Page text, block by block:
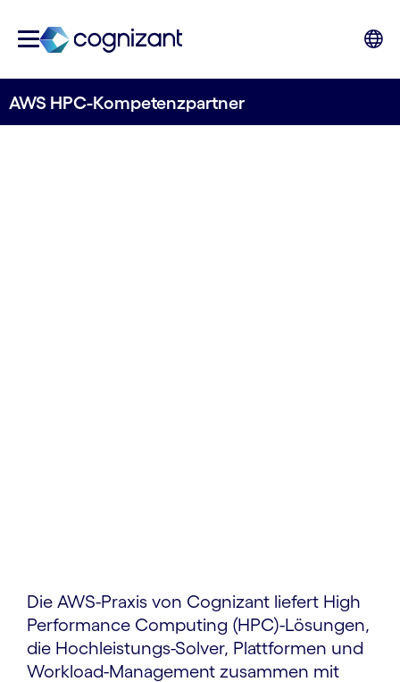
AWS HPC-Kompetenzpartner
Die AWS-Praxis von Cognizant liefert High
Performance Computing (HPC)-Lösungen,
die Hochleistungs-Solver, Plattformen und
Workload-Management zusammen mit